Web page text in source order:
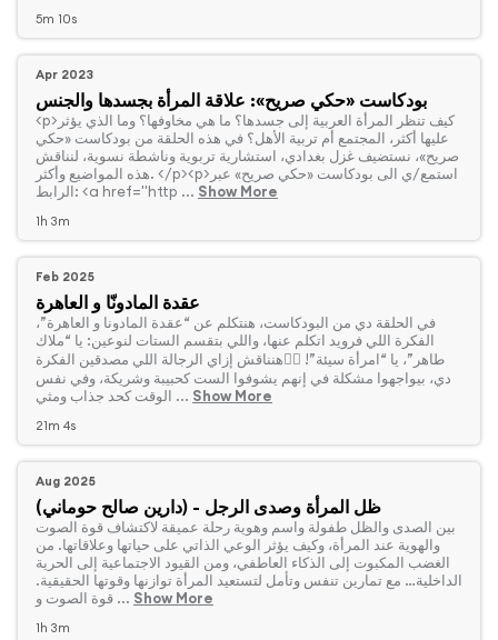
5m 10s
Apr 2023
بودكاست «حكي صريح»: علاقة المرأة بجسدها والجنس
عليها أكثر، المجتمع أم تربية الأهل؟ في هذه الحلقة من بودكاست «حكي
صريح»، نستضيف غزل بغدادي، استشارية تربوية وناشطة نسوية، لنناقش
هذه المواضيع وأكثر. </p><p>استمع/ي الى بودكاست «حكي صريح» عبر
الرابط: <a href="http ... Show More
1h 3m
Feb 2025
عقدة المادونّا و العاهرة
‏في الحلقة دي من البودكاست، هنتكلم عن “عقدة المادونا و العاهرة”،
الفكرة اللي فرويد اتكلم عنها، واللي بتقسم الستات لنوعين: يا “ملاك
طاهر”، يا “امرأة سيئة”! 😵‍💫هنناقش إزاي الرجالة اللي مصدقين الفكرة
دي، بيواجهوا مشكلة في إنهم يشوفوا الست كحبيبة وشريكة، وفي نفس
الوقت كحد جذاب ومثي ... Show More
21m 4s
Aug 2025
ظل المرأة وصدى الرجل - (دارين صالح حوماني)
‏بين الصدى والظل طفولة واسم وهوية رحلة عميقة لاكتشاف قوة الصوت
والهوية عند المرأة، وكيف يؤثر الوعي الذاتي على حياتها وعلاقاتها. من
الغضب المكبوت إلى الذكاء العاطفي، ومن القيود الاجتماعية إلى الحرية
الداخلية… مع تمارين تنفس وتأمل لتستعيد المرأة توازنها وقوتها الحقيقية.
قوة الصوت و ... Show More
1h 3m